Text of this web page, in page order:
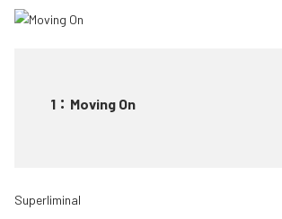
1 ： Moving On
Superliminal